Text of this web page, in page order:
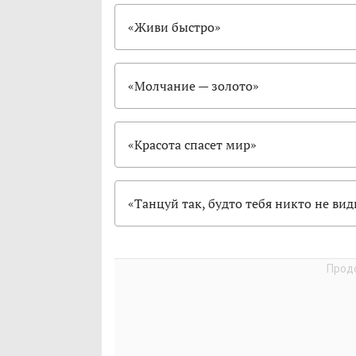
«Живи быстро»
«Молчание — золото»
«Красота спасет мир»
«Танцуй так, будто тебя никто не